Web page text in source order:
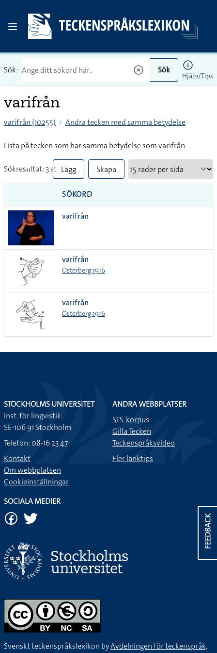
Sök: Sök
Hjälp/Tips
varifrån
varifrån (10255) Andra tecken med samma betydelse
Lista på tecken som har samma betydelse som varifrån
Sökresultat: 3 st Lägg
till
alla i
Skapa
SÖKORD
varifrån
varifrån
Österberg 1916
varifrån
Österberg 1916
FEEDBACK
STOCKHOLMS UNIVERSITET
Inst. för lingvistik
SE-106 91 Stockholm
Telefon: 08-16 23 47
Kontakt
Om webbplatsen
Cookieinställningar
ANDRA WEBBPLATSER
STS-korpus
Gilla Tecken
Teckenspråksvideo
Fler länktips
SOCIALA MEDIER
Svenskt teckenspråkslexikon byAvdelningen för teckenspråk,